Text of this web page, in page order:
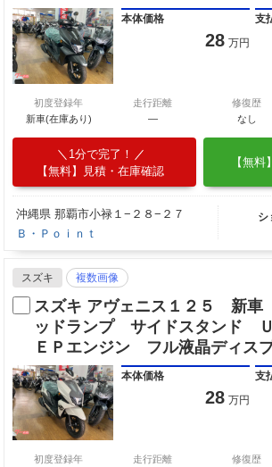
本体価格
28 万円
支
初度登録年
新車(在庫あり)
走行距離
―
修復歴
なし
1分で完了！
【無料】見積・在庫確認
【無
沖縄県 那覇市小禄１−２８−２７
Ｂ・Ｐｏｉｎｔ
シ
スズキ 複数画像
スズキ アヴェニス１２５ 新
ッドランプ サイドスタンド
ＥＰエンジン フル液晶ディス
本体価格
28 万円
支
初度登録年
走行距離
修復歴